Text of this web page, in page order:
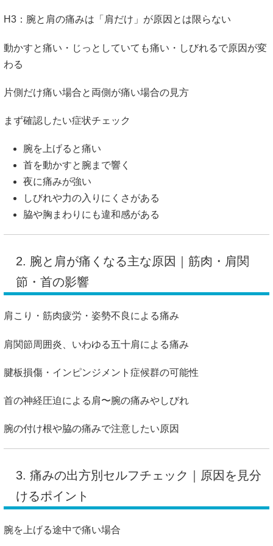
H3：腕と肩の痛みは「肩だけ」が原因とは限らない
動かすと痛い・じっとしていても痛い・しびれるで原因が変
わる
片側だけ痛い場合と両側が痛い場合の見方
まず確認したい症状チェック
腕を上げると痛い
首を動かすと腕まで響く
夜に痛みが強い
しびれや力の入りにくさがある
脇や胸まわりにも違和感がある
2. 腕と肩が痛くなる主な原因｜筋肉・肩関
節・首の影響
肩こり・筋肉疲労・姿勢不良による痛み
肩関節周囲炎、いわゆる五十肩による痛み
腱板損傷・インピンジメント症候群の可能性
首の神経圧迫による肩〜腕の痛みやしびれ
腕の付け根や脇の痛みで注意したい原因
3. 痛みの出方別セルフチェック｜原因を見分
けるポイント
腕を上げる途中で痛い場合